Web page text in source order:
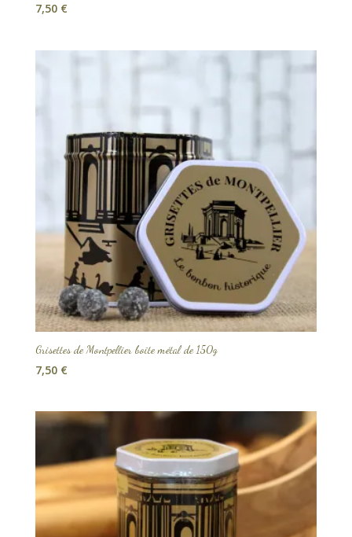
7,50 €
Grisettes de Montpellier boîte métal de 150g
7,50 €